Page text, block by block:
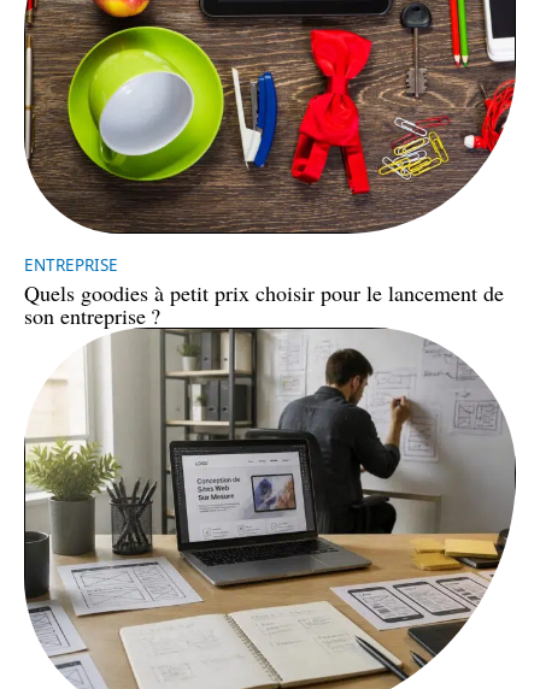
ENTREPRISE
Quels goodies à petit prix choisir pour le lancement de
son entreprise ?